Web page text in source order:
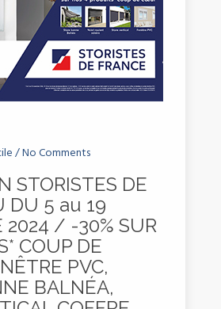
/No Comments
STORISTES DE
DU 5 au 19
2024 / -30% SUR
COUP DE
PVC,
BALNÉA,